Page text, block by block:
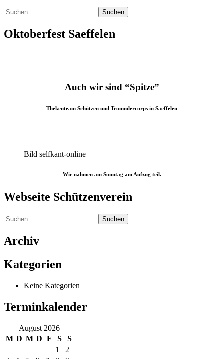
Suchen
nach:
Oktoberfest Saeffelen
Auch wir sind “Spitze”
Thekenteam Schützen und Trommlercorps in Saeffelen
Bild selfkant-online
Wir nahmen am Sonntag am Aufzug teil.
Webseite Schützenverein
Suchen
nach:
Archiv
Kategorien
Keine Kategorien
Terminkalender
August 2026
M D M D F S
S
1
2